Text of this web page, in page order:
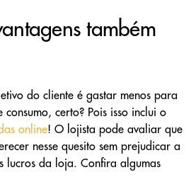
também
do cliente é gastar menos para
consumo, certo? Pois isso inclui o
online! O lojista pode avaliar que
nesse quesito sem prejudicar a
lucros da loja. Confira algumas